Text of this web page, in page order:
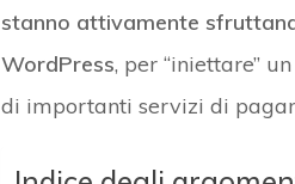
stanno attivamente
WordPress, per “iniettare”
di importanti servizi di